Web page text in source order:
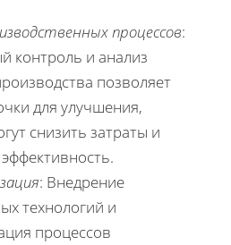
процессов:
контроль и анализ
позволяет
для улучшения,
снизить затраты и
: Внедрение
технологий и
процессов